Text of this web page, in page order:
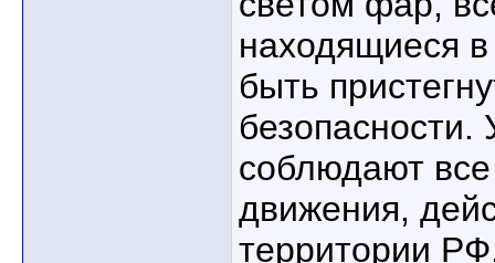
находящиеся
быть
безопасности.
соблюдают
движения,
территории